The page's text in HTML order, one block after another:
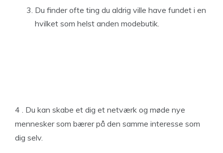
Du finder ofte ting du aldrig ville have fundet i en
hvilket som helst anden modebutik.
4 . Du kan skabe et dig et netværk og møde nye
mennesker som bærer på den samme interesse som
dig selv.